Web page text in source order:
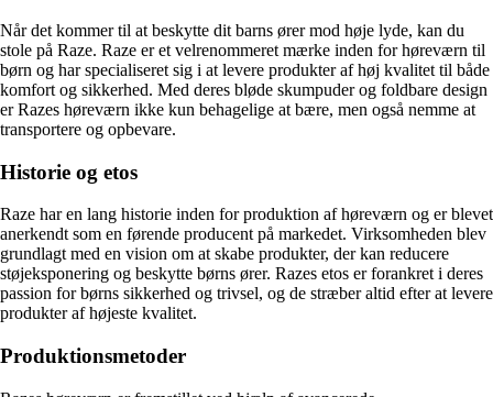
Når det kommer til at beskytte dit barns ører mod høje lyde, kan du
stole på Raze. Raze er et velrenommeret mærke inden for høreværn til
børn og har specialiseret sig i at levere produkter af høj kvalitet til både
komfort og sikkerhed. Med deres bløde skumpuder og foldbare design
er Razes høreværn ikke kun behagelige at bære, men også nemme at
transportere og opbevare.
Historie og etos
Raze har en lang historie inden for produktion af høreværn og er blevet
anerkendt som en førende producent på markedet. Virksomheden blev
grundlagt med en vision om at skabe produkter, der kan reducere
støjeksponering og beskytte børns ører. Razes etos er forankret i deres
passion for børns sikkerhed og trivsel, og de stræber altid efter at levere
produkter af højeste kvalitet.
Produktionsmetoder